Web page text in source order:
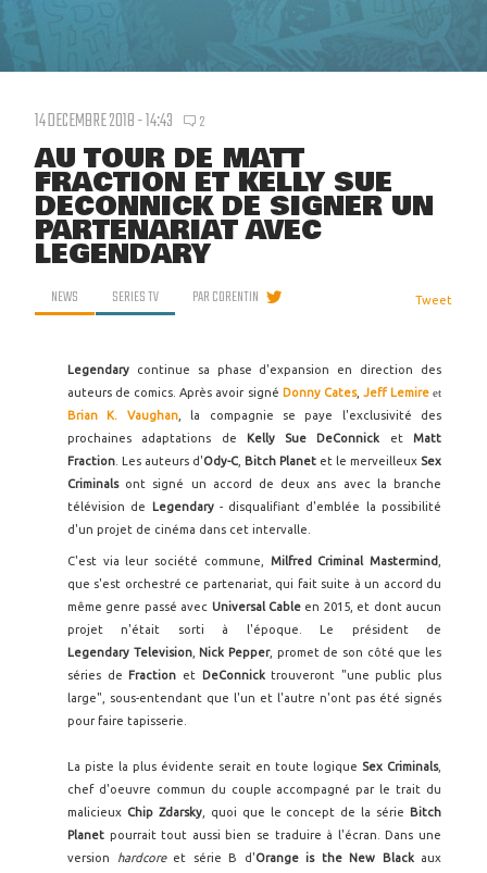
14 DECEMBRE 2018 - 14:43 2
AU TOUR DE MATT
FRACTION ET KELLY SUE
DECONNICK DE SIGNER UN
PARTENARIAT AVEC
LEGENDARY
NEWS SERIES TV PARCORENTIN Tweet
Legendary continue sa phase d'expansion en direction des
auteurs de comics. Après avoir signé Donny Cates, Jeff Lemire et
Brian K. Vaughan, la compagnie se paye l'exclusivité des
prochaines adaptations de Kelly Sue DeConnick etMatt
Fraction . Les auteurs d'Ody-C Bitch Planet et le merveilleux Sex
Criminals ont signé un accord de deux ans avec la branche
télévision de
Legendary- disqualifiant d'emblée la possibilité
d'un projet de cinéma dans cet intervalle.
C'est via leur société commune, Milfred Criminal Mastermind
que s'est orchestré ce partenariat, qui fait suite à un accord du
même genre passé avec Universal Cable en 2015, et dont aucun
projet n'était sorti à l'époque. Le président de
Legendary Television, Nick Pepper, promet de son côté que les
séries de Fraction et DeConnicktrouveront "une public plus
large", sous-entendant que l'un et l'autre n'ont pas été signés
pour faire tapisserie.
La piste la plus évidente serait en toute logique Sex Criminals,
chef d'oeuvre commun du couple accompagné par le trait du
malicieux Chip Zdarsky, quoi que le concept de la série Bitch
Planet pourrait tout aussi bien se traduire à l'écran. Dans une
version
hardcoreet série B d'Orange is the New Blackaux